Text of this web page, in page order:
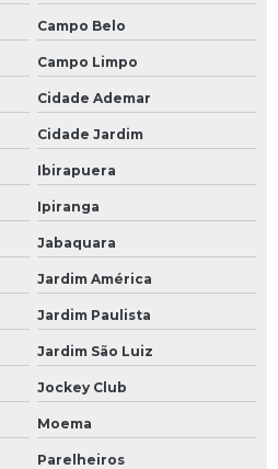
Campo Belo
Campo Limpo
Cidade Ademar
Cidade Jardim
Ibirapuera
Ipiranga
Jabaquara
Jardim América
Jardim Paulista
Jardim São Luiz
Jockey Club
Moema
Parelheiros